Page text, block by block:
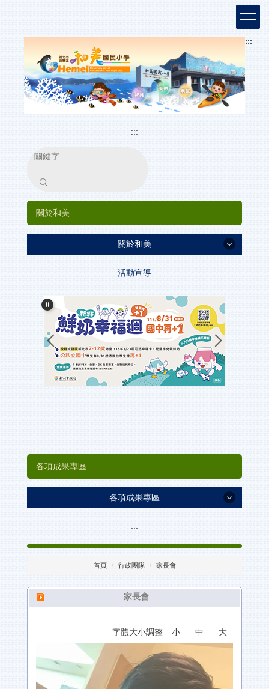
要
容
區
:::
:::
搜尋
關於和美
關於和美
行政團隊
附設幼兒園
資料下載專區
活動宣導
各項成果專區
各項成果專區
友善校園
海洋教育
健康促進
防災教育
交通安全
:::
首頁 行政團隊 家長會
家長會
字體大小調整 小 中 大